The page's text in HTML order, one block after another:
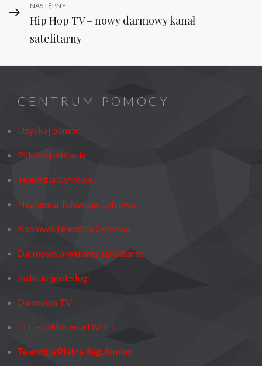
Next
Post
NASTĘPNY
Hip Hop TV – nowy darmowy kanał
satelitarny
CENTRUM POMOCY
Uzyskaj pomoc
Pliki do pobrania
Telewizja Cyfrowa
Naziemna Telewizja Cyfrowa
Kablowa Telewizja Cyfrowa
Darmowe programy satelitarne
Instrukcje obsługi
Darmowa TV
LTE – zakłócenia DVB-T
Telewizja Płatna Regulaminy